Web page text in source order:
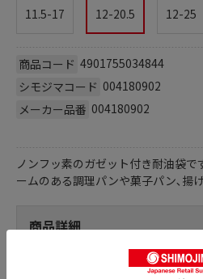
11.5-17 12-20.5 12-25
商品コード 4901755034844
シモジマコード 004180902
メーカー品番 004180902
ノンフッ素のガゼット付き耐油袋で
ームのある調理パンや菓子パン､揚
商品詳細
おすすめ特集はこちら